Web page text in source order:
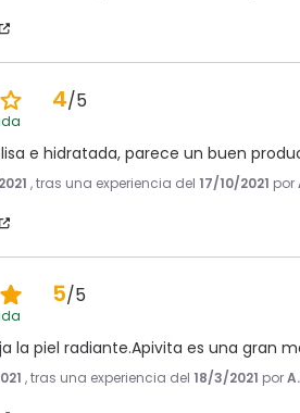
4/5
e hidratada, parece un buen
, tras una experiencia del 17/10/2021 por
5/5
la piel radiante.Apivita es una gran
, tras una experiencia del 18/3/2021 por